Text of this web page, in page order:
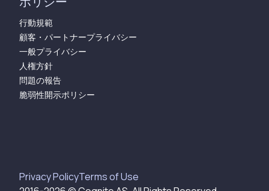
行動規範
顧客・パートナープライバシー
一般プライバシー
人権方針
問題の報告
脆弱性開示ポリシー
Privacy PolicyTerms of Use​​​​‌ ‍ ​‍​‍‌‍ ‌ ​‍‌‍‍‌‌‍‌ ‌‍‍‌‌‍ ‍​‍​‍​ ‍‍​‍​‍‌ ​ ‌‍​‌‌‍ ‍‌‍‍‌‌ ‌​‌ ‍‌​‍ ‍‌‍‍‌‌‍ ​‍​‍​‍ ​​‍​‍‌‍‍​‌ ​‍‌‍‌‌‌‍‌‍​‍​‍​ ‍‍​‍​‍​‍ ‌‍​‌‌‍‌​‌‍ ‌‌‍‍‌‌‍ ‍​‍ ‌‍‍‌‌‍ ‍‌ ‌​‌‍‌‌‌‍ ‍‌ ‌​​‍ ‌‍‌‌‌‍‌​‌‍‍‌‌ ‌​​‍ ‌‍ ‌‌‍ ‌‍‌​‌‍‌‌​ ‌‌ ​​‌ ​‍‌‍‌‌‌ ​ ‌‍‌‌‌‍ ‍‌ ‌​‌‍​‌‌ ‌​‌‍‍‌‌‍ ‌‍ ‍​ ‍ ‌‍‍‌‌‍‌​​ ‌‌ ​ ‌‍‍‌‌ ‌​‌‍‌‌‌‌​ ‌‍‌‌‌ ‌​‌ ‌​‌‍‍‌‌‍ ‍‌‍‌ ‌ ​ ​ ‍ ‌ ‌​‌ ‍‌‌ ​​‌‍‌‌​ ‌‌ ​ ‌‍‍‌‌ ‌​‌‍‌‌‌‌​ ‌‍‌‌‌ ‌​‌ ‌​‌‍‍‌‌‍ ‍‌‍‌ ‌ ​ ​ ‍ ‌ ​​‌‍​‌‌ ‌​‌‍‍​​ ‌‌ ​ ‌‍‍‌‌ ‌​‌‍‌‌‌​ ‍‌‍​‌‌ ‌‍‌‍‍‌‌‍‌ ‌‍​‌‌ ‌​‌‍‍‌‌‍ ‌‍ ‍‌ ​ ​‍ ‍‌‍‌‍‌‍ ‌‍ ‌ ‌​‌‍‌‌‌ ​‍‌​ ‍‌‍​‌‌ ‌‍‌‍‍‌‌‍‌ ‌‍​‌‌ ‌​‌‍‍‌‌‍ ‌‍ ‍​‍ ‍‌ ‌​‌‍‌‌‌ ​‍‌‍ ‌‌ ​ ‌​ ‌‍‌‍‌‌​ ‌‍‌‌‌ ​‍‌ ‌‍‌‍‍‌‌‍​ ‌‍‌‌​‍ ‍‌ ‌​‌‍‌‌‌ ‍​‌ ‌​​ ‌‍​‍‌‍​‌‌ ​ ‌‍‌‌‌‌‌‌‌ ​‍‌‍ ​​ ‌​‍‌‌​ ​‍‌​‌‍‌‍​‌‌‍‌​‌‍ ‌‌‍‍‌‌‍ ‍​‍‌‍‌‍‍‌‌‍‌​​ ‌‌ ​ ‌‍‍‌‌ ‌​‌‍‌‌‌‌​ ‌‍‌‌‌ ‌​‌ ‌​‌‍‍‌‌‍ ‍‌‍‌ ‌ ​ ​‍‌‍‌ ‌​‌ ‍‌‌ ​​‌‍‌‌​ ‌‌ ​ ‌‍‍‌‌ ‌​‌‍‌‌‌‌​ ‌‍‌‌‌ ‌​‌ ‌​‌‍‍‌‌‍ ‍‌‍‌ ‌ ​ ​‍‌‍‌ ​​‌‍​‌‌ ‌​‌‍‍​​ ‌‌ ​ ‌‍‍‌‌ ‌​‌‍‌‌‌​ ‍‌‍​‌‌ ‌‍‌‍‍‌‌‍‌ ‌‍​‌‌ ‌​‌‍‍‌‌‍ ‌‍ ‍‌ ​ ​‍ ‍‌‍‌‍‌‍ ‌‍ ‌ ‌​‌‍‌‌‌ ​‍‌​ ‍‌‍​‌‌ ‌‍‌‍‍‌‌‍‌ ‌‍​‌‌ ‌​‌‍‍‌‌‍ ‌‍ ‍​‍ ‍‌ ‌​‌‍‌‌‌ ​‍‌‍ ‌‌ ​ ‌​ ‌‍‌‍‌‌​ ‌‍‌‌‌ ​‍‌ ‌‍‌‍‍‌‌‍​ ‌‍‌‌​‍ ‍‌ ‌​‌‍‌‌‌ ‍​‌ ‌​​‍‌‍‌ ​​‌‍‌‌‌ ​‍‌ ​ ‌ ​​‌‍‌‌‌‍​ ‌ ‌​‌‍‍‌‌ ‌‍‌‍‌‌​ ‌‌ ​​‌ ‌‌‌‍​‍‌‍ ​‌‍‍‌‌ ​ ‌‍‍​‌‍‌‌‌‍‌​​‍​‍‌ ‌